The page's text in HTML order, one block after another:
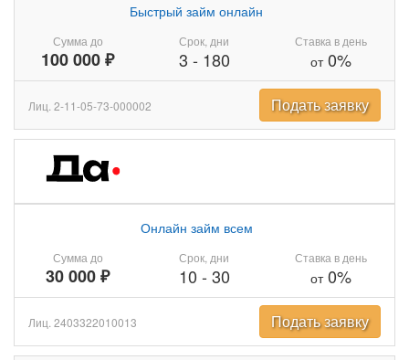
Сумма до
100 000 ₽
Быстрый займ онлайн
Срок, дни
3 - 180
Ставка в день
от0%
Лиц. 2-11-05-73-000002 Подать заявку
Сумма до
30 000 ₽
Онлайн займ всем
Срок, дни
10 - 30
Ставка в день
от0%
Лиц. 2403322010013 Подать заявку